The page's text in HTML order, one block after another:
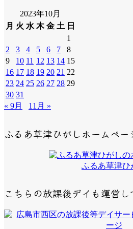
2023年10月
月 火 水 木 金 土 日
1
2
3 4 5 6 7
8
9
10 11 12 13 14 15
16 17 18 19 20 21 22
23 24 25 26 27 28 29
30 31
« 9月
11月 »
ふるあ草津ひがしホームペー
ふるあ草津ひ
こちらの放課後デイも運営し